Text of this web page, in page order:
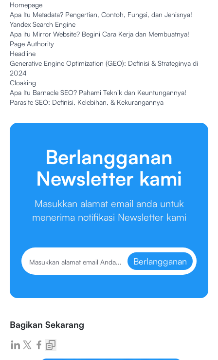
Homepage
Apa Itu Metadata? Pengertian, Contoh, Fungsi, dan Jenisnya!
Yandex Search Engine
Apa itu Mirror Website? Begini Cara Kerja dan Membuatnya!
Page Authority
Headline
Generative Engine Optimization (GEO): Definisi & Strateginya di
2024
Cloaking
Apa Itu Barnacle SEO? Pahami Teknik dan Keuntungannya!
Parasite SEO: Definisi, Kelebihan, & Kekurangannya
Berlangganan
Newsletter kami
Masukkan alamat email anda untuk
menerima notifikasi Newsletter kami
Berlangganan
Bagikan Sekarang